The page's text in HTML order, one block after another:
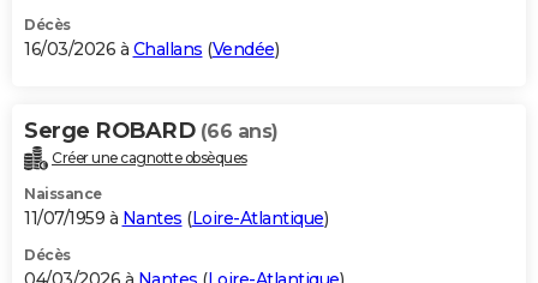
Décès
16/03/2026 à Challans (Vendée)
Serge ROBARD (66 ans)
Créer une cagnotte obsèques
Naissance
11/07/1959 à Nantes (Loire-Atlantique)
Décès